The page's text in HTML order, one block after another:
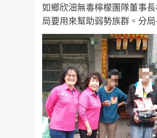
如鄉欣沺無毒檸檬團隊董事
局要用來幫助弱勢族群。分